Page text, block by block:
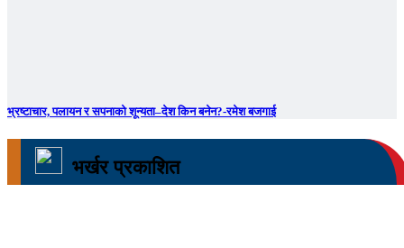
भ्रष्टाचार, पलायन र सपनाको शून्यता–देश किन बनेन?-रमेश बजगाई
भर्खर प्रकाशित